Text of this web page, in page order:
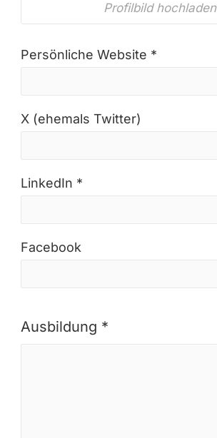
Profilbild hochladen
Persönliche Website *
X (ehemals Twitter)
LinkedIn *
Facebook
Ausbildung *